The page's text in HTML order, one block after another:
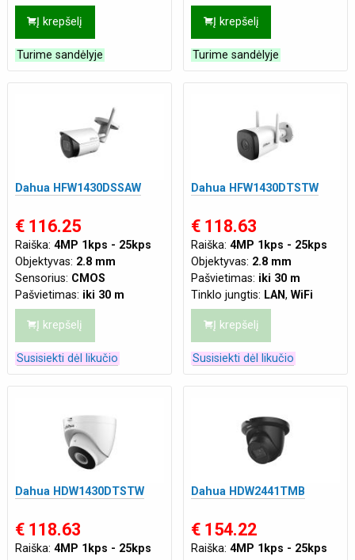
Maitinimas:DC12V
(802.3af)
Į krepšelį
Turime sandėlyje
Maitinimas:DC12V
(802.3af)
Į krepšelį
Turime sandėlyje
Dahua HFW1430DSSAW
€ 116.25
Raiška: 4MP 1kps - 25kps
Objektyvas: 2.8 mm
Sensorius: CMOS
Pašvietimas: iki 30 m
Mikrofonas:Integruotas
Tinklo jungtis:
Maitinimas:DC12V
Į krepšelį
Susisiekti dėl likučio
Dahua HFW1430DTSTW
€ 118.63
Raiška:4MP 1kps - 25kps
Objektyvas: 2.8 mm
Pašvietimas: iki 30 m
Tinklo jungtis: LAN,Wi­Fi
Maitinimas:DC12V
Į krepšelį
Susisiekti dėl likučio
Dahua HDW1430DTSTW
€ 118.63
Raiška: 4MP 1kps - 25kps
Dahua HDW2441TMB
€ 154.22
Raiška:4MP 1kps - 25kps